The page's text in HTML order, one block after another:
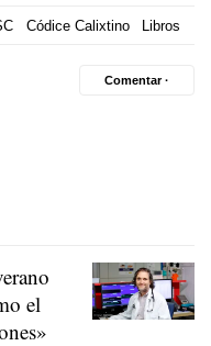
Códice Calixtino Libros
Comentar ·
el